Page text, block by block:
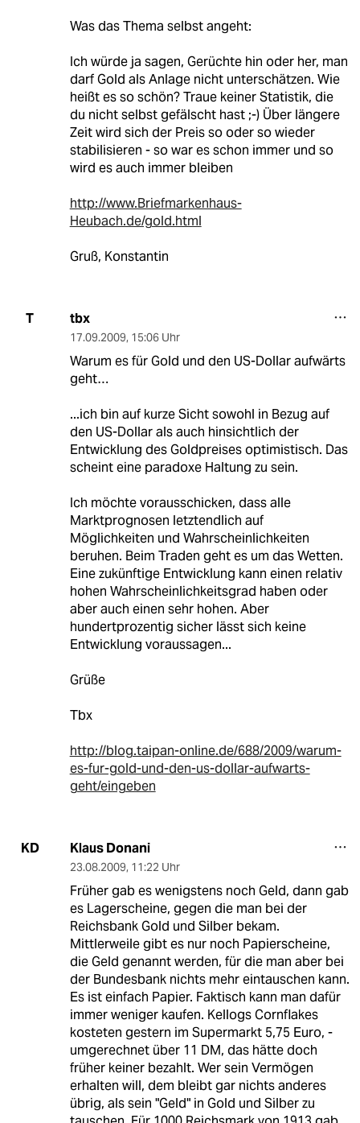
Was das Thema selbst angeht:
Ich würde ja sagen, Gerüchte hin oder her, man
darf Gold als Anlage nicht unterschätzen. Wie
heißt es so schön? Traue keiner Statistik, die
du nicht selbst gefälscht hast ;-) Über längere
Zeit wird sich der Preis so oder so wieder
stabilisieren - so war es schon immer und so
wird es auch immer bleiben
http://www.Briefmarkenhaus-
Heubach.de/gold.html
Gruß, Konstantin
T tbx
17.09.2009, 15:06 Uhr
Warum es für Gold und den US-Dollar aufwärts
geht…
...ich bin auf kurze Sicht sowohl in Bezug auf
den US-Dollar als auch hinsichtlich der
Entwicklung des Goldpreises optimistisch. Das
scheint eine paradoxe Haltung zu sein.
Ich möchte vorausschicken, dass alle
Marktprognosen letztendlich auf
Möglichkeiten und Wahrscheinlichkeiten
beruhen. Beim Traden geht es um das Wetten.
Eine zukünftige Entwicklung kann einen relativ
hohen Wahrscheinlichkeitsgrad haben oder
aber auch einen sehr hohen. Aber
hundertprozentig sicher lässt sich keine
Entwicklung voraussagen...
Grüße
Tbx
http://blog.taipan-online.de/688/2009/warum-
es-fur-gold-und-den-us-dollar-aufwarts-
geht/eingeben
KD Klaus Donani
23.08.2009, 11:22 Uhr
Früher gab es wenigstens noch Geld, dann gab
es Lagerscheine, gegen die man bei der
Reichsbank Gold und Silber bekam.
Mittlerweile gibt es nur noch Papierscheine,
die Geld genannt werden, für die man aber bei
der Bundesbank nichts mehr eintauschen kann.
Es ist einfach Papier. Faktisch kann man dafür
immer weniger kaufen. Kellogs Cornflakes
kosteten gestern im Supermarkt 5,75 Euro, -
umgerechnet über 11 DM, das hätte doch
früher keiner bezahlt. Wer sein Vermögen
erhalten will, dem bleibt gar nichts anderes
übrig, als sein "Geld" in Gold und Silber zu